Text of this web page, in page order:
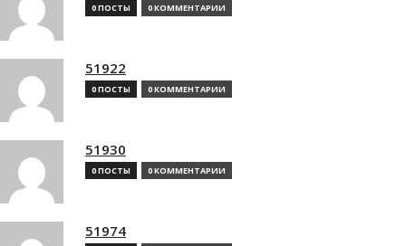
0 ПОСТЫ 0 КОММЕНТАРИИ
51922
0 ПОСТЫ 0 КОММЕНТАРИИ
51930
0 ПОСТЫ 0 КОММЕНТАРИИ
51974